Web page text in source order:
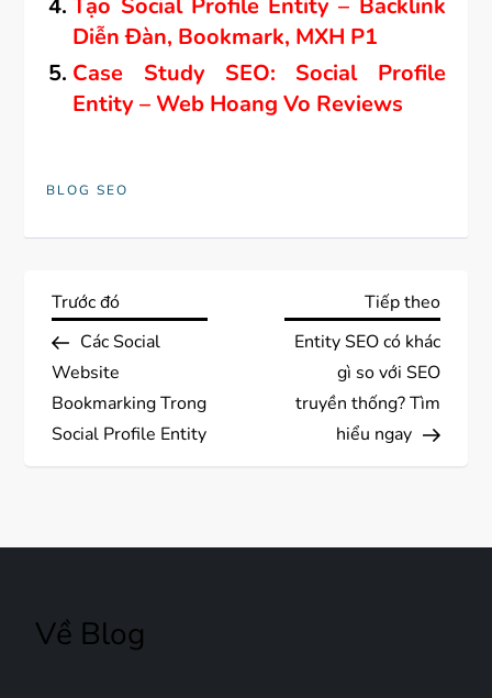
Tạo Social Profile Entity – Backlink
Diễn Đàn, Bookmark, MXH P1
Case Study SEO: Social Profile
Entity – Web Hoang Vo Reviews
BLOG SEO
Đ
i
ề
ớ
Previous
Post
Trước đó
Các Social
Website
Bookmarking Trong
Social Profile Entity
Next
Post
Tiếp theo
Entity SEO có khác
gì so với SEO
truyền thống? Tìm
hiểu ngay
Về Blog